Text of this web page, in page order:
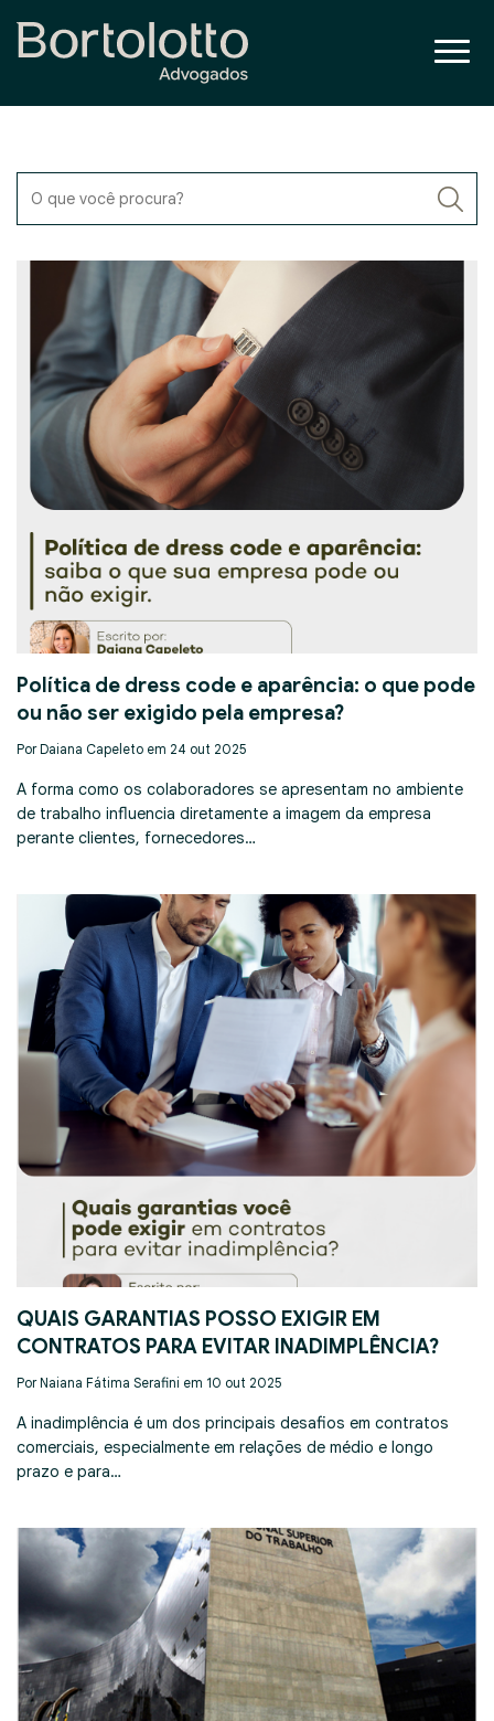
Política de dress code e aparência: o que pode
ou não ser exigido pela empresa?
Por Daiana Capeleto em 24 out 2025
A forma como os colaboradores se apresentam no ambiente
de trabalho influencia diretamente a imagem da empresa
perante clientes, fornecedores…
QUAIS GARANTIAS POSSO EXIGIR EM
CONTRATOS PARA EVITAR INADIMPLÊNCIA?
Por Naiana Fátima Serafini em 10 out 2025
A inadimplência é um dos principais desafios em contratos
comerciais, especialmente em relações de médio e longo
prazo e para…